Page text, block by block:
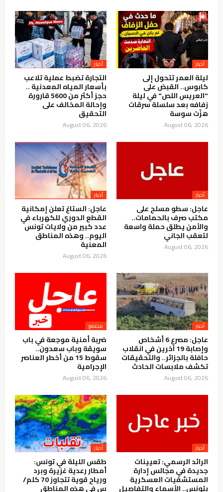
أخبار
ليلة العمر تتحول إلى
كابوس.. القبض على
"العريس اللص" في ليلة
زفافه بعد سلسلة سرقات
هزّت سوسة
August 06, 2026
أخبار
التجارة تضبط عملية تلاعب
بأسعار المياه المعدنية ..
حجز أكثر من 5600 قارورة
وإحالة المخالف على
التحقيق
August 06, 2026
أخبار
عاجل: سطو مسلح على
مكتب صرف بالحمامات..
والأمن يطلق حملة واسعة
لتعقب الجاني
August 06, 2026
أخبار
عاجل: الستاغ تعلن إمكانية
القطع الدوري للكهرباء في
عدد كبير من ولايات تونس
اليوم.. وهذه المناطق
المعنية
August 06, 2026
أخبار
عاجل: مصرع 6 أشخاص
وإصابة 19 آخرين في انقلاب
حافلة بالجزائر.. والتحقيقات
تكشف ملابسات الحادث
August 06, 2026
مجتمع
ضربة أمنية موجعة في باب
سويقة وباب سعدون..
سقوط 15 من أخطر العناصر
الإجرامية
August 06, 2026
أخبار
الرائد الرسمي: تعيينات
جديدة في مجالس إدارة
المستشفيات العسكرية
بتونس.. الأسماء والتفاصيل
أخبار
طقس الليلة في تونس:
أمطار رعدية غزيرة وبرد
ورياح قوية تتجاوز 70 كلم/
س في هذه المناطق